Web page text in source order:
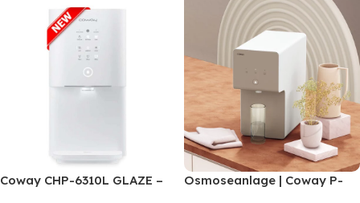
Coway CHP-6310L GLAZE –
Osmoseanlage | Coway P-